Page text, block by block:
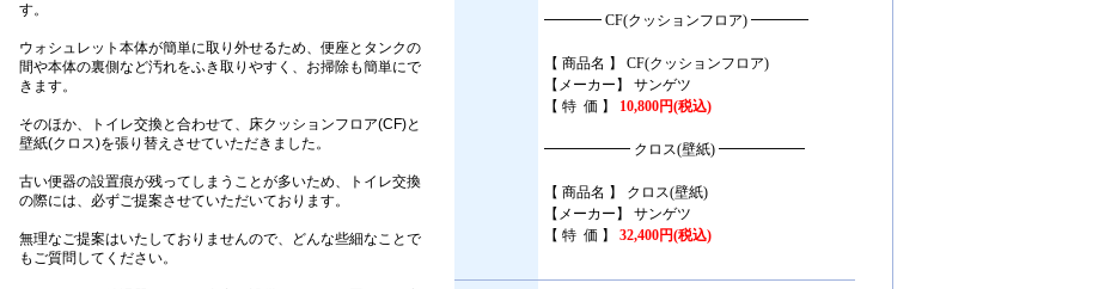
す。
ウォシュレット本体が簡単に取り外せるため、便座とタンクの
間や本体の裏側など汚れをふき取りやすく、お掃除も簡単にで
きます。
そのほか、トイレ交換と合わせて、床クッションフロア(CF)と
壁紙(クロス)を張り替えさせていただきました。
古い便器の設置痕が残ってしまうことが多いため、トイレ交換
の際には、必ずご提案させていただいております。
無理なご提案はいたしておりませんので、どんな些細なことで
もご質問してください。
━━━━ CF(クッションフロア) ━━━━
【 商品名 】 CF(クッションフロア)
【メーカー】 サンゲツ
【 特 価 】 10,800円(税込)
━━━━━━ クロス(壁紙) ━━━━━━
【 商品名 】 クロス(壁紙)
【メーカー】 サンゲツ
【 特 価 】 32,400円(税込)